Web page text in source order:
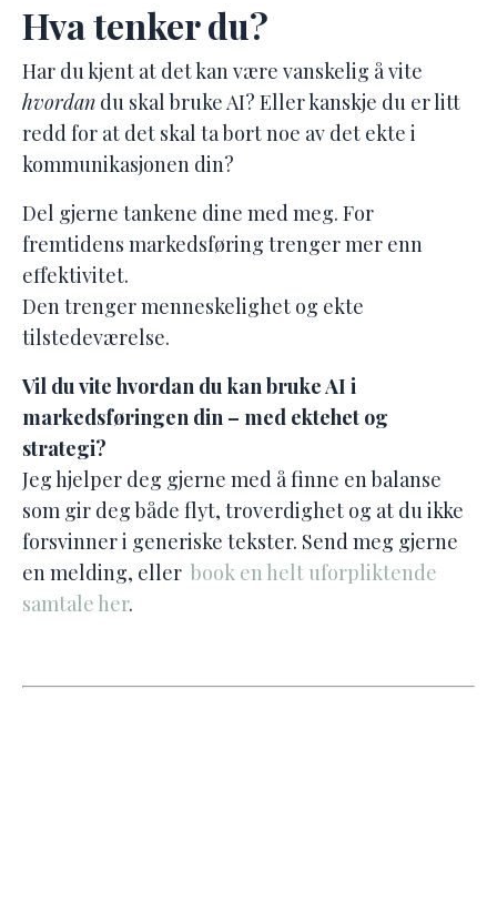
Hva tenker du?
Har du kjent at det kan være vanskelig å vite
hvordan du skal bruke AI? Eller kanskje du er litt
redd for at det skal ta bort noe av det ekte i
kommunikasjonen din?
Del gjerne tankene dine med meg. For
fremtidens markedsføring trenger mer enn
effektivitet.
Den trenger menneskelighet og ekte
tilstedeværelse.
Vil du vite hvordan du kan bruke AI i
markedsføringen din – med ektehet og
strategi?
Jeg hjelper deg gjerne med å finne en balanse
som gir deg både flyt, troverdighet og at du ikke
forsvinner i generiske tekster. Send meg gjerne
en melding, eller book en helt uforpliktende
samtale her.